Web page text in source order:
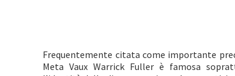
Frequentemente citata come importante
Meta Vaux Warrick Fuller è famosa